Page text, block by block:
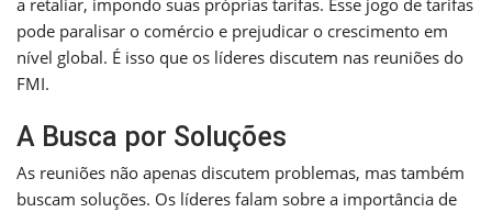
pode paralisar o comércio e prejudicar o crescimento em
nível global. É isso que os líderes discutem nas reuniões do
FMI.
A Busca por Soluções
As reuniões não apenas discutem problemas, mas também
buscam soluções. Os líderes falam sobre a importância de